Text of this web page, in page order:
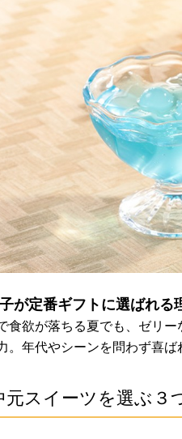
が定番ギフトに選ばれる
食欲が落ちる夏でも、ゼリ
。年代やシーンを問わず喜ば
元スイーツを選ぶ３